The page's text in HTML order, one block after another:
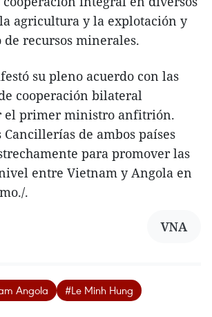
agricultura y la explotación y
recursos minerales.
su pleno acuerdo con las
cooperación bilateral
el primer ministro anfitrión.
de ambos países
para promover las
entre Vietnam y Angola en
.
VNA
Angola
#Le Minh Hung